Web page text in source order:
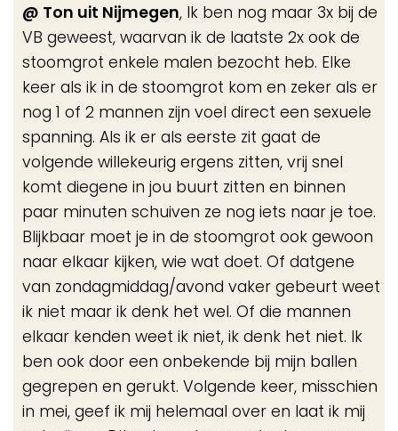
@ Ton uit Nijmegen, Ik ben nog maar 3x bij de
VB geweest, waarvan ik de laatste 2x ook de
stoomgrot enkele malen bezocht heb. Elke
keer als ik in de stoomgrot kom en zeker als er
nog 1 of 2 mannen zijn voel direct een sexuele
spanning. Als ik er als eerste zit gaat de
volgende willekeurig ergens zitten, vrij snel
komt diegene in jou buurt zitten en binnen
paar minuten schuiven ze nog iets naar je toe.
Blijkbaar moet je in de stoomgrot ook gewoon
naar elkaar kijken, wie wat doet. Of datgene
van zondagmiddag/avond vaker gebeurt weet
ik niet maar ik denk het wel. Of die mannen
elkaar kenden weet ik niet, ik denk het niet. Ik
ben ook door een onbekende bij mijn ballen
gegrepen en gerukt. Volgende keer, misschien
in mei, geef ik mij helemaal over en laat ik mij